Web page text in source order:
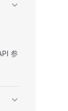
参